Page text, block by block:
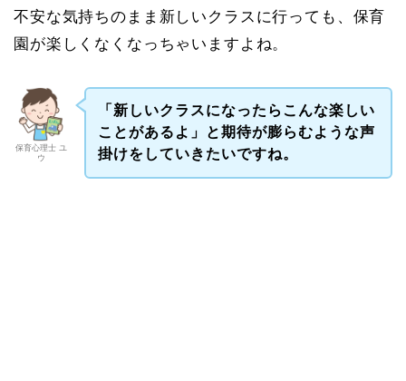
不安な気持ちのまま新しいクラスに行っても、保育
園が楽しくなくなっちゃいますよね。
保育心理士 ユ
ウ
「新しいクラスになったらこんな楽しい
ことがあるよ」と期待が膨らむような声
掛けをしていきたいですね。